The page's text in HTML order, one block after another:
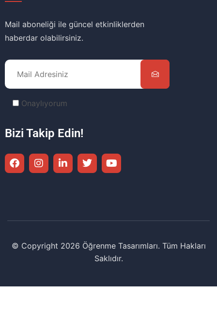
Mail aboneliği ile güncel etkinliklerden
haberdar olabilirsiniz.
Onaylıyorum
Bizi Takip Edin!
© Copyright 2026 Öğrenme Tasarımları. Tüm Hakları
Saklıdır.